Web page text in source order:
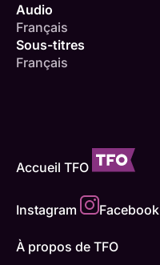
Audio
Français
Sous-titres
Français
Accueil TFO
Instagram Facebook
À propos de TFO